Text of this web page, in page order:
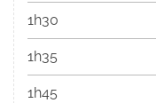
1h30
1h35
1h45